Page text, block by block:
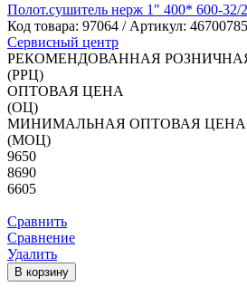
Полот.сушитель нерж 1" 400* 600-
Код товара: 97064 / Артикул:
Сервисный центр
РЕКОМЕНДОВАННАЯ
(РРЦ)
ОПТОВАЯ ЦЕНА
(ОЦ)
МИНИМАЛЬНАЯ ОПТОВАЯ ЦЕНА
(МОЦ)
9650
8690
6605
Сравнить
Сравнение
Удалить
В корзину